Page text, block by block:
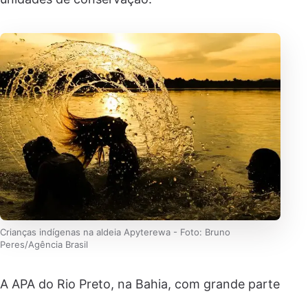
Crianças indígenas na aldeia Apyterewa - Foto: Bruno
Peres/Agência Brasil
A APA do Rio Preto, na Bahia, com grande parte